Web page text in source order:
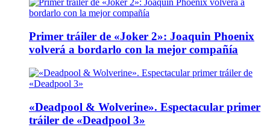
Primer tráiler de «Joker 2»: Joaquin Phoenix
volverá a bordarlo con la mejor compañía
«Deadpool & Wolverine». Espectacular primer
tráiler de «Deadpool 3»